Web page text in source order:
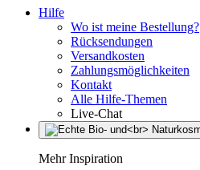
Hilfe
Wo ist meine Bestellung?
Rücksendungen
Versandkosten
Zahlungsmöglichkeiten
Kontakt
Alle Hilfe-Themen
Live-Chat
Mehr Inspiration